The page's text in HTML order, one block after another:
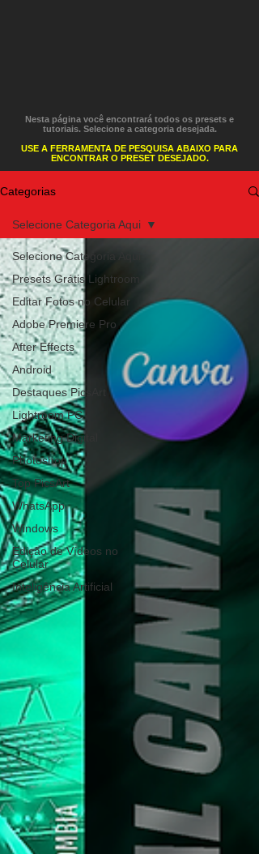
Nesta página você encontrará todos os presets e
tutoriais. Selecione a categoria desejada.
USE A FERRAMENTA DE PESQUISA ABAIXO PARA
ENCONTRAR O PRESET DESEJADO.
Categorias
Selecione Categoria Aqui
Presets Grátis Lightroom
Editar Fotos no Celular
Adobe Premiere Pro
After Effects
Android
Destaques PicsArt
Lightroom PC
Marketing Digital
Photoshop
Top PicsArt
WhatsApp
Windows
Edição de Vídeos no
Celular
Inteligência Artificial
Selecione Categoria Aqui